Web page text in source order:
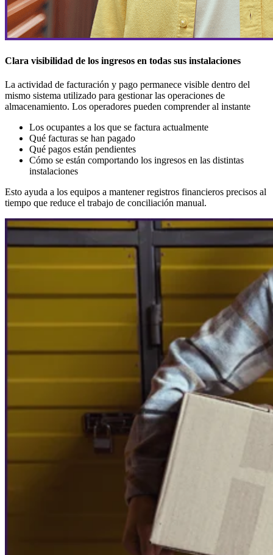
Clara visibilidad de los ingresos en todas sus instalaciones
La actividad de facturación y pago permanece visible dentro del
mismo sistema utilizado para gestionar las operaciones de
almacenamiento. Los operadores pueden comprender al instante
Los ocupantes a los que se factura actualmente
Qué facturas se han pagado
Qué pagos están pendientes
Cómo se están comportando los ingresos en las distintas
instalaciones
Esto ayuda a los equipos a mantener registros financieros precisos al
tiempo que reduce el trabajo de conciliación manual.